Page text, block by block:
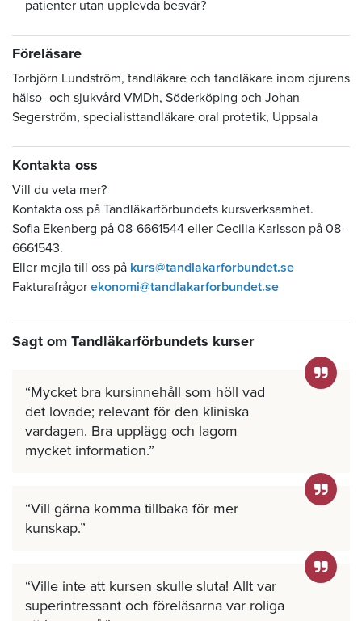
patienter utan upplevda besvär?
Föreläsare
Torbjörn Lundström, tandläkare och tandläkare inom djurens
hälso- och sjukvård VMDh, Söderköping och Johan
Segerström, specialisttandläkare oral protetik, Uppsala
Kontakta oss
Vill du veta mer?
Kontakta oss på Tandläkarförbundets kursverksamhet.
Sofia Ekenberg på 08-6661544 eller Cecilia Karlsson på 08-
6661543.
Eller mejla till oss på kurs@tandlakarforbundet.se
Fakturafrågor ekonomi@tandlakarforbundet.se
Sagt om Tandläkarförbundets kurser
Mycket bra kursinnehåll som höll vad
det lovade; relevant för den kliniska
vardagen. Bra upplägg och lagom
mycket information.
Vill gärna komma tillbaka för mer
kunskap.
Ville inte att kursen skulle sluta! Allt var
superintressant och föreläsarna var roliga